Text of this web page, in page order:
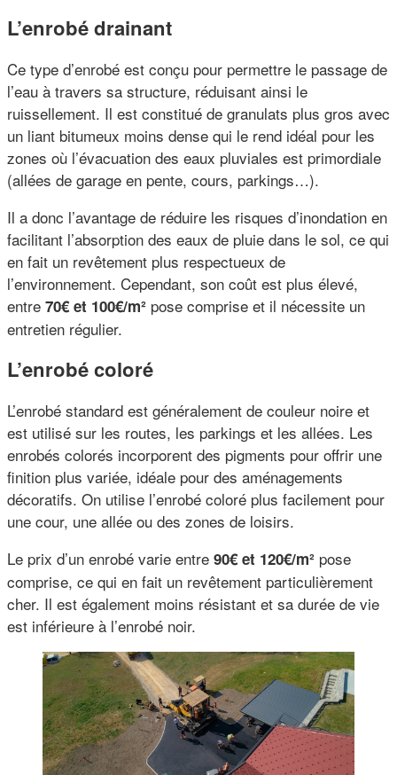
L’enrobé drainant
Ce type d’enrobé est conçu pour permettre le passage de
l’eau à travers sa structure, réduisant ainsi le
ruissellement. Il est constitué de granulats plus gros avec
un liant bitumeux moins dense qui le rend idéal pour les
zones où l’évacuation des eaux pluviales est primordiale
(allées de garage en pente, cours, parkings…).
Il a donc l’avantage de réduire les risques d’inondation en
facilitant l’absorption des eaux de pluie dans le sol, ce qui
en fait un revêtement plus respectueux de
l’environnement. Cependant, son coût est plus élevé,
entre 70€ et 100€/m² pose comprise et il nécessite un
entretien régulier.
L’enrobé coloré
L’enrobé standard est généralement de couleur noire et
est utilisé sur les routes, les parkings et les allées. Les
enrobés colorés incorporent des pigments pour offrir une
finition plus variée, idéale pour des aménagements
décoratifs. On utilise l’enrobé coloré plus facilement pour
une cour, une allée ou des zones de loisirs.
Le prix d’un enrobé varie entre 90€ et 120€/m² pose
comprise, ce qui en fait un revêtement particulièrement
cher. Il est également moins résistant et sa durée de vie
est inférieure à l’enrobé noir.